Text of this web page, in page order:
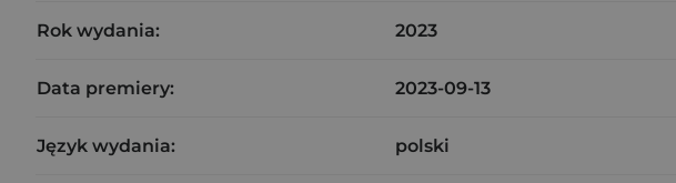
Rok wydania: 2023
Data premiery: 2023-09-13
Język wydania: polski